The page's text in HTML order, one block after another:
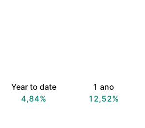
Year to date
4,84%
1 ano
12,52%